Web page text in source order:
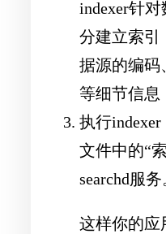
indexer针
分建立索引
据源的编码
等细节信息
执行
文件中的“
searchd服务
这样你的应